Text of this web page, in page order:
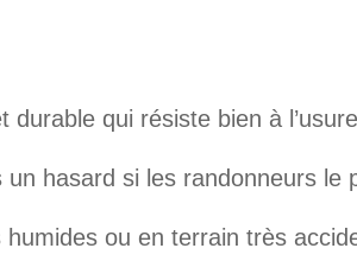
durable qui résiste bien à
un hasard si les randonneurs le
ou en terrain très